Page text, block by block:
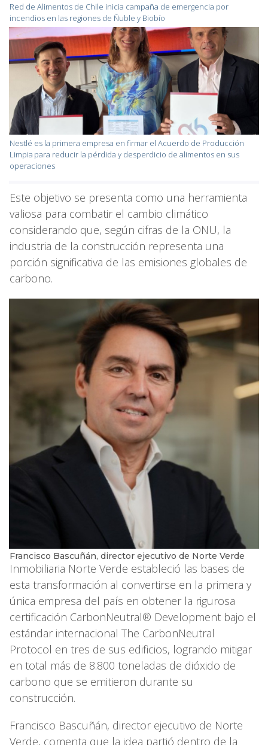
Red de Alimentos de Chile inicia campaña de emergencia por
incendios en las regiones de Ñuble y Biobío
Nestlé es la primera empresa en firmar el Acuerdo de Producción
Limpia para reducir la pérdida y desperdicio de alimentos en sus
operaciones
Este objetivo se presenta como una herramienta
valiosa para combatir el cambio climático
considerando que, según cifras de la ONU, la
industria de la construcción representa una
porción significativa de las emisiones globales de
carbono.
Francisco Bascuñán, director ejecutivo de Norte Verde
Inmobiliaria Norte Verde estableció las bases de
esta transformación al convertirse en la primera y
única empresa del país en obtener la rigurosa
certificación CarbonNeutral® Development bajo el
estándar internacional The CarbonNeutral
Protocol en tres de sus edificios, logrando mitigar
en total más de 8.800 toneladas de dióxido de
carbono que se emitieron durante su
construcción.
Francisco Bascuñán, director ejecutivo de Norte
Verde, comenta que la idea partió dentro de la